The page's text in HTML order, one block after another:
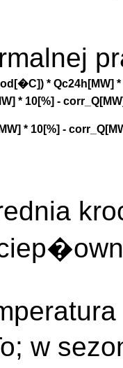
* Qc24h[MW]
* 10[%] -
* 10[%] -
w